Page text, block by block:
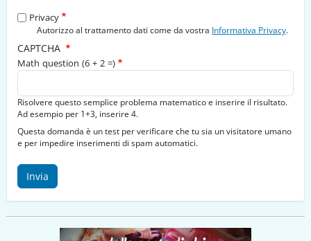
Privacy
Autorizzo al trattamento dati come da vostra Informativa Privacy.
CAPTCHA
Math question (6 + 2 =)
Risolvere questo semplice problema matematico e inserire il risultato.
Ad esempio per 1+3, inserire 4.
Questa domanda è un test per verificare che tu sia un visitatore umano
e per impedire inserimenti di spam automatici.